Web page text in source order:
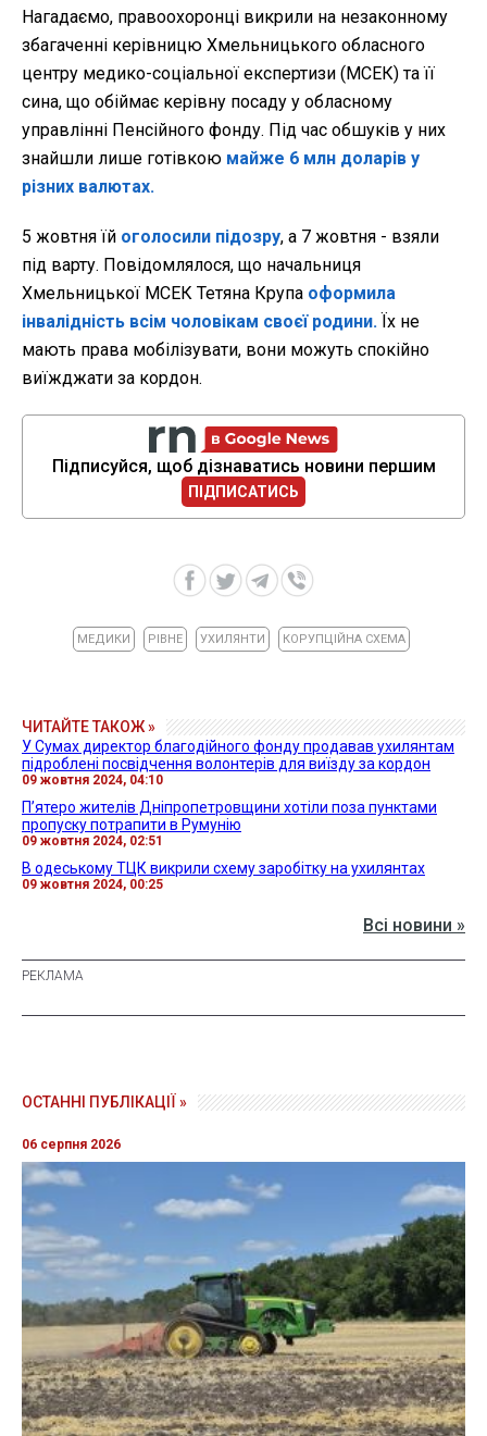
Нагадаємо, правоохоронці викрили на незаконному
збагаченні керівницю Хмельницького обласного
центру медико-соціальної експертизи (МСЕК) та її
сина, що обіймає керівну посаду у обласному
управлінні Пенсійного фонду. Під час обшуків у них
знайшли лише готівкою майже 6 млн доларів у
різних валютах.
5 жовтня їй оголосили підозру, а 7 жовтня - взяли
під варту. Повідомлялося, що начальниця
Хмельницької МСЕК Тетяна Крупа оформила
інвалідність всім чоловікам своєї родини. Їх не
мають права мобілізувати, вони можуть спокійно
виїжджати за кордон.
Підписуйся, щоб дізнаватись новини першим
ПІДПИСАТИСЬ
МЕДИКИ РІВНЕ УХИЛЯНТИ КОРУПЦІЙНА СХЕМА
ЧИТАЙТЕ ТАКОЖ »
У Сумах директор благодійного фонду продавав ухилянтам
підроблені посвідчення волонтерів для виїзду за кордон
09 жовтня 2024, 04:10
П’ятеро жителів Дніпропетровщини хотіли поза пунктами
пропуску потрапити в Румунію
09 жовтня 2024, 02:51
В одеському ТЦК викрили схему заробітку на ухилянтах
09 жовтня 2024, 00:25
Всі новини »
ОСТАННІ ПУБЛІКАЦІЇ »
06 серпня 2026